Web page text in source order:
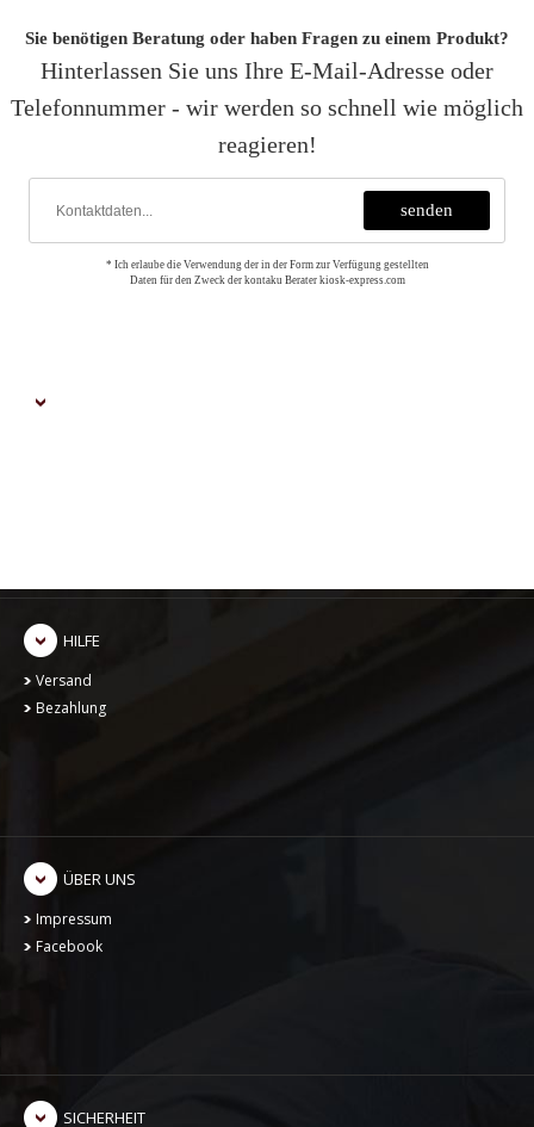
Sie benötigen Beratung oder haben Fragen zu einem Produkt?
Hinterlassen Sie uns Ihre E-Mail-Adresse oder
Telefonnummer - wir werden so schnell wie möglich
reagieren!
* Ich erlaube die Verwendung der in der Form zur Verfügung gestellten
Daten für den Zweck der kontaku Berater kiosk-express.com
HILFE
Versand
Bezahlung
ÜBER UNS
Impressum
Facebook
SICHERHEIT